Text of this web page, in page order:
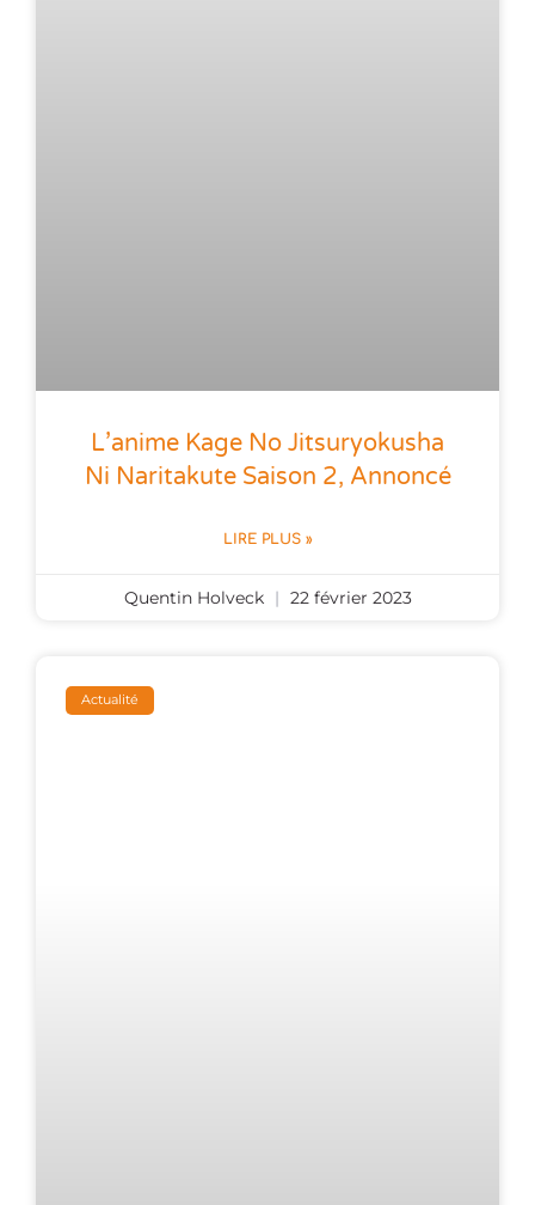
L’anime Kage No Jitsuryokusha
Ni Naritakute Saison 2, Annoncé
LIRE PLUS »
Quentin Holveck 22 février 2023
Actualité